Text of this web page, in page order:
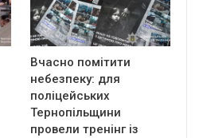
Вчасно помітити
небезпеку: для
поліцейських
Тернопільщини
провели тренінг із